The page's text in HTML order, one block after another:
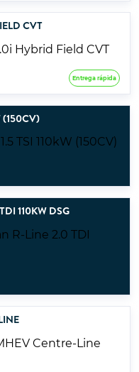
CVT
Entrega rápida
(150CV)
110KW DSG